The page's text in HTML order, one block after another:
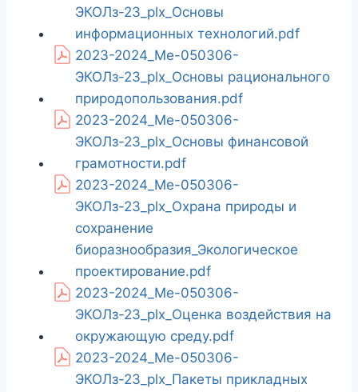
ЭКОЛз-23_plx_Основы
информационных технологий.pdf
2023-2024_Ме-050306-
ЭКОЛз-23_plx_Основы рационального
природопользования.pdf
2023-2024_Ме-050306-
ЭКОЛз-23_plx_Основы финансовой
грамотности.pdf
2023-2024_Ме-050306-
ЭКОЛз-23_plx_Охрана природы и
сохранение
биоразнообразия_Экологическое
проектирование.pdf
2023-2024_Ме-050306-
ЭКОЛз-23_plx_Оценка воздействия на
окружающую среду.pdf
2023-2024_Ме-050306-
ЭКОЛз-23_plx_Пакеты прикладных